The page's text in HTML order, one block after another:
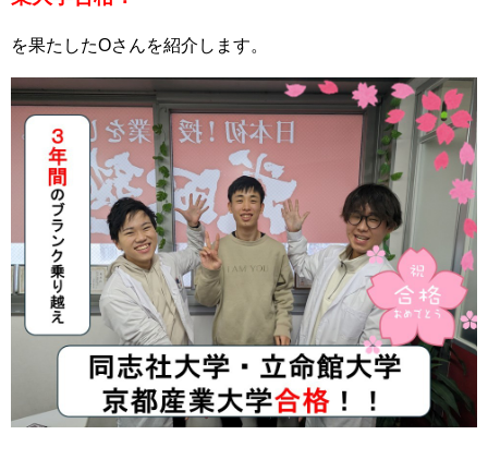
を果たしたOさんを紹介します。